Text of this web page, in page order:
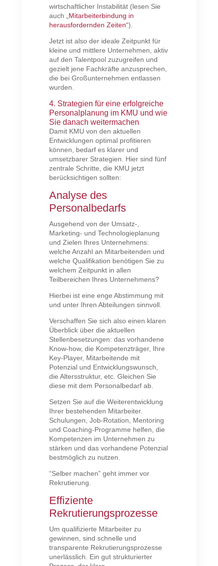
wirtschaftlicher Instabilität (lesen Sie
auch „ Mitarbeiterbindung in
herausfordernden Zeiten“).
Jetzt ist also der ideale Zeitpunkt für
kleine und mittlere Unternehmen, aktiv
auf den Talentpool zuzugreifen und
gezielt jene Fachkräfte anzusprechen,
die bei Großunternehmen entlassen
wurden.
4. Strategien für eine erfolgreiche
Personalplanung im KMU und wie
Sie danach weitermachen
Damit KMU von den aktuellen
Entwicklungen optimal profitieren
können, bedarf es klarer und
umsetzbarer Strategien. Hier sind fünf
zentrale Schritte, die KMU jetzt
berücksichtigen sollten:
Analyse des
Personalbedarfs
Ausgehend von der Umsatz-,
Marketing- und Technologieplanung
und Zielen Ihres Unternehmens:
welche Anzahl an Mitarbeitenden und
welche Qualifikation benötigen Sie zu
welchem Zeitpunkt in allen
Teilbereichen Ihres Unternehmens?
Hierbei ist eine enge Abstimmung mit
und unter Ihren Abteilungen sinnvoll.
Verschaffen Sie sich also einen klaren
Überblick über die aktuellen
Stellenbesetzungen: das vorhandene
Know-how, die Kompetenzträger, Ihre
Key-Player, Mitarbeitende mit
Potenzial und Entwicklungswunsch,
die Altersstruktur, etc. Gleichen Sie
diese mit dem Personalbedarf ab.
Setzen Sie auf die Weiterentwicklung
Ihrer bestehenden Mitarbeiter.
Schulungen, Job-Rotation, Mentoring
und Coaching-Programme helfen, die
Kompetenzen im Unternehmen zu
stärken und das vorhandene Potenzial
bestmöglich zu nutzen.
“Selber machen” geht immer vor
Rekrutierung.
Effiziente
Rekrutierungsprozesse
Um qualifizierte Mitarbeiter zu
gewinnen, sind schnelle und
transparente Rekrutierungsprozesse
unerlässlich. Ein gut strukturierter